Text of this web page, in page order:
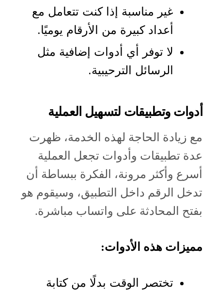
غير مناسبة إذا كنت تتعامل مع
أعداد كبيرة من الأرقام يوميًا.
لا توفر أي أدوات إضافية مثل
الرسائل الترحيبية.
أدوات وتطبيقات لتسهيل العملية
مع زيادة الحاجة لهذه الخدمة، ظهرت
عدة تطبيقات وأدوات تجعل العملية
أسرع وأكثر مرونة، الفكرة ببساطة أن
تدخل الرقم داخل التطبيق، وسيقوم هو
بفتح المحادثة على واتساب مباشرة.
مميزات هذه الأدوات:
تختصر الوقت بدلًا من كتابة